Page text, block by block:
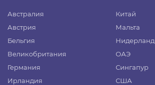
Австралия
Австрия
Бельгия
Великобритания
Германия
Ирландия
Китай
Мальта
ОАЭ
Сингапур
США